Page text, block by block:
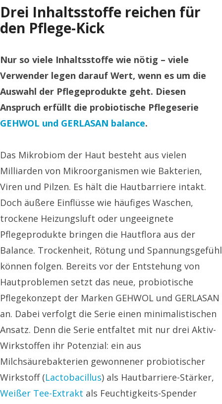
Drei Inhaltsstoffe reichen für
den Pflege-Kick
Nur so viele Inhaltsstoffe wie nötig – viele
Verwender legen darauf Wert, wenn es um die
Auswahl der Pflegeprodukte geht. Diesen
Anspruch erfüllt die probiotische Pflegeserie
GEHWOL und GERLASAN balance.
Das Mikrobiom der Haut besteht aus vielen
Milliarden von Mikroorganismen wie Bakterien,
Viren und Pilzen. Es hält die Hautbarriere intakt.
Doch äußere Einflüsse wie häufiges Waschen,
trockene Heizungsluft oder ungeeignete
Pflegeprodukte bringen die Hautflora aus der
Balance. Trockenheit, Rötung und Spannungsgefühl
können folgen. Bereits vor der Entstehung von
Hautproblemen setzt das neue, probiotische
Pflegekonzept der Marken GEHWOL und GERLASAN
an. Dabei verfolgt die Serie einen minimalistischen
Ansatz. Denn die Serie entfaltet mit nur drei Aktiv-
Wirkstoffen ihr Potenzial: ein aus
Milchsäurebakterien gewonnener probiotischer
Wirkstoff (Lactobacillus) als Hautbarriere-Stärker,
Weißer Tee-Extrakt als Feuchtigkeits-Spender